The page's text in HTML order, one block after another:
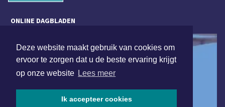
Deze website maakt gebruik van cookies om
ervoor te zorgen dat u de beste ervaring krijgt
op onze website Lees meer
Ik accepteer cookies
ONLINE DAGBLADEN